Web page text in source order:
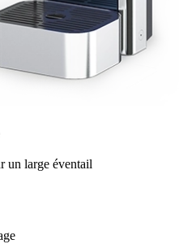
un large éventail